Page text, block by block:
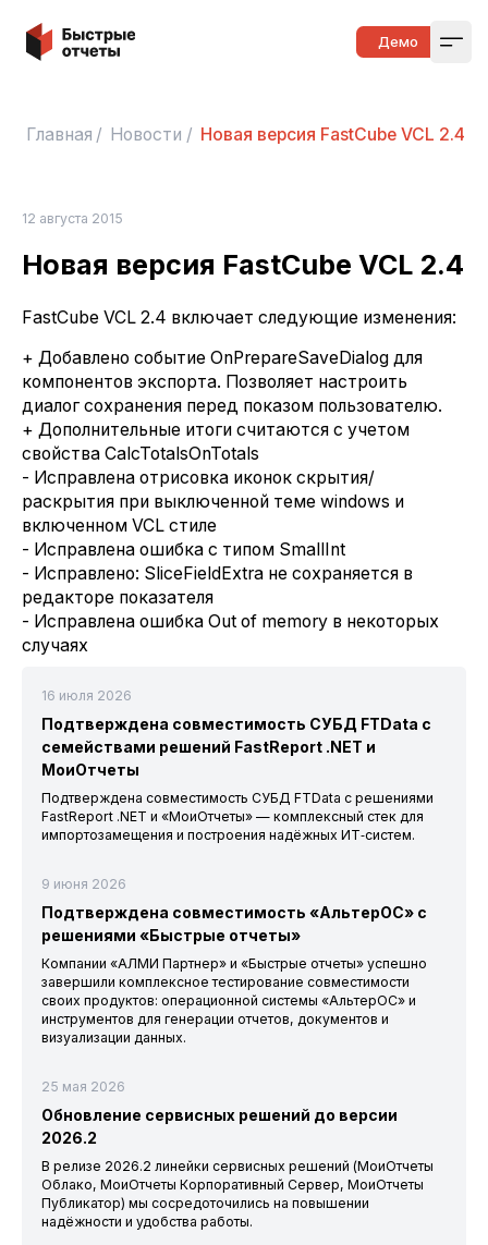
Быстрые отчеты Демо
Главная / Новости / Новая версия FastCube VCL 2.4
12 августа 2015
Новая версия FastCube VCL 2.4
FastCube VCL 2.4 включает следующие изменения:
+ Добавлено событие OnPrepareSaveDialog для
компонентов экспорта. Позволяет настроить
диалог сохранения перед показом пользователю.
+ Дополнительные итоги считаются с учетом
свойства CalcTotalsOnTotals
- Исправлена отрисовка иконок скрытия/
раскрытия при выключенной теме windows и
включенном VCL стиле
- Исправлена ошибка с типом SmallInt
- Исправлено: SliceFieldExtra не сохраняется в
редакторе показателя
- Исправлена ошибка Out of memory в некоторых
случаях
16 июля 2026
Подтверждена совместимость СУБД FTData с
семействами решений FastReport .NET и
МоиОтчеты
Подтверждена совместимость СУБД FTData с решениями
FastReport .NET и «МоиОтчеты» — комплексный стек для
импортозамещения и построения надёжных ИТ‑систем.
9 июня 2026
Подтверждена совместимость «АльтерОС» с
решениями «Быстрые отчеты»
Компании «АЛМИ Партнер» и «Быстрые отчеты» успешно
завершили комплексное тестирование совместимости
своих продуктов: операционной системы «АльтерОС» и
инструментов для генерации отчетов, документов и
визуализации данных.
25 мая 2026
Обновление сервисных решений до версии
2026.2
В релизе 2026.2 линейки сервисных решений (МоиОтчеты
Облако, МоиОтчеты Корпоративный Сервер, МоиОтчеты
Публикатор) мы сосредоточились на повышении
надёжности и удобства работы.